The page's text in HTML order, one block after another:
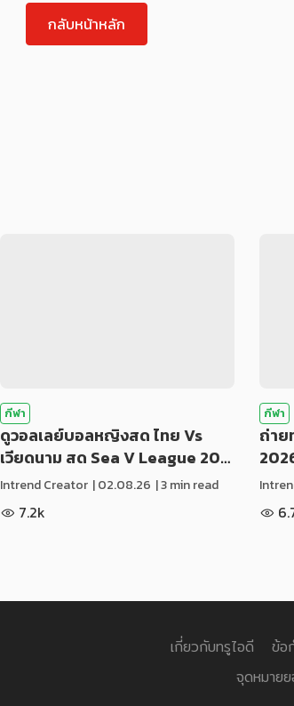
กลับหน้าหลัก
กีฬา
ดูวอลเลย์บอลหญิงสด ไทย Vs
เวียดนาม สด Sea V League 20…
Intrend Creator |02.08.26 | 3 min read
7.2k
กีฬา
ถ่าย
เกี่ยวกับทรูไอดี ข้อ
จุดหมาย